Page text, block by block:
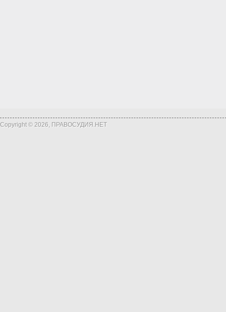
Copyright © 2026, ПРАВОСУДИЯ.НЕТ